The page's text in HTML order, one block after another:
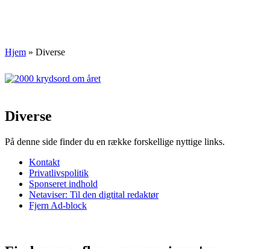
Hjem » Diverse
Diverse
På denne side finder du en række forskellige nyttige links.
Kontakt
Privatlivspolitik
Sponseret indhold
Netaviser: Til den digtital redaktør
Fjern Ad-block